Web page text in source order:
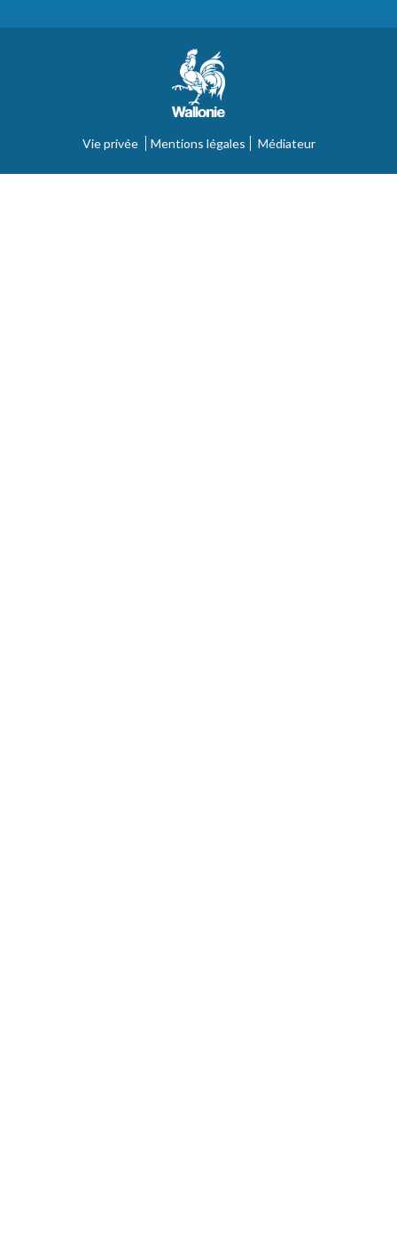
Vie privée Mentions légales Médiateur